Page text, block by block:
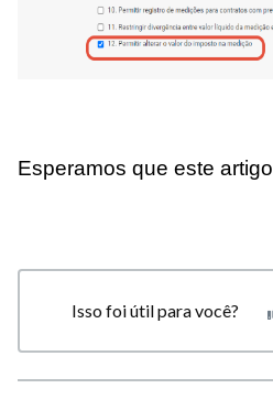
Esperamos que este
Isso foi útil para você?